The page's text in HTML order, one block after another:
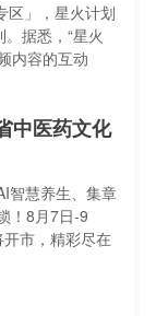
区」，星火计划
据悉，“星火
内容的互动
中医药文化
智慧养生、集章
！8月7日-9
市，精彩尽在